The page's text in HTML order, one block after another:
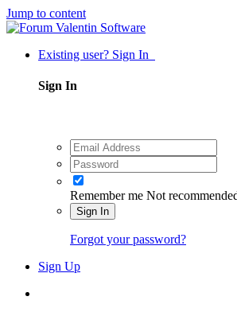
Jump to content
Existing user? Sign In
Sign In
Remember me Not
Sign In
Forgot your password?
Sign Up